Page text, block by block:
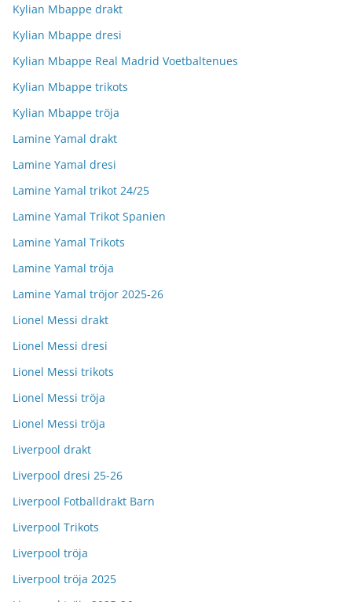
Kylian Mbappe drakt
Kylian Mbappe dresi
Kylian Mbappe Real Madrid Voetbaltenues
Kylian Mbappe trikots
Kylian Mbappe tröja
Lamine Yamal drakt
Lamine Yamal dresi
Lamine Yamal trikot 24/25
Lamine Yamal Trikot Spanien
Lamine Yamal Trikots
Lamine Yamal tröja
Lamine Yamal tröjor 2025-26
Lionel Messi drakt
Lionel Messi dresi
Lionel Messi trikots
Lionel Messi tröja
Lionel Messi tröja
Liverpool drakt
Liverpool dresi 25-26
Liverpool Fotballdrakt Barn
Liverpool Trikots
Liverpool tröja
Liverpool tröja 2025